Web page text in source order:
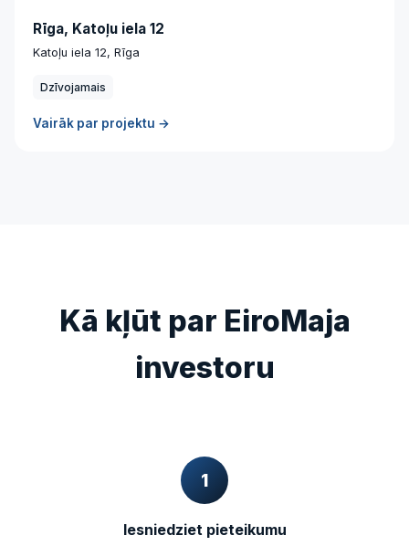
Rīga, Katoļu iela 12
Katoļu iela 12, Rīga
Dzīvojamais
Vairāk par projektu →
Kā kļūt par EiroMaja
investoru
1
Iesniedziet pieteikumu